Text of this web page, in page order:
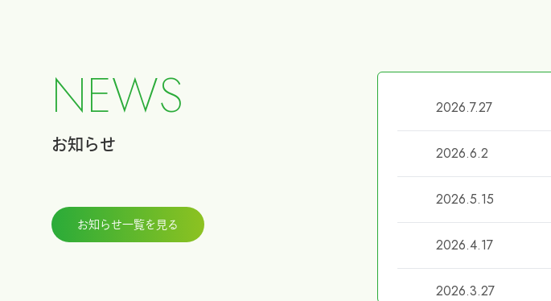
NEWS
お知らせ
お知らせ一覧を見る
2026.7.27
2026.6.2
2026.5.15
2026.4.17
2026.3.27